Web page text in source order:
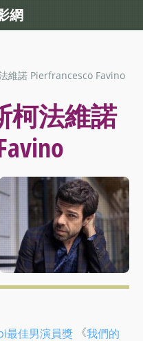
維諾 Pierfrancesco Favino
柯法維諾
最佳男演員獎 《我們的
網